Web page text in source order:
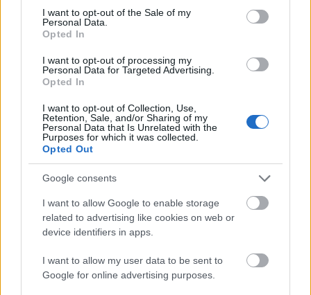
consent section.
I want to opt-out of the Sale of my
Personal Data.
Opted In
I want to opt-out of processing my
Personal Data for Targeted Advertising.
Opted In
I want to opt-out of Collection, Use,
Retention, Sale, and/or Sharing of my
Personal Data that Is Unrelated with the
Purposes for which it was collected.
Opted Out
Google consents
I want to allow Google to enable storage
related to advertising like cookies on web or
device identifiers in apps.
I want to allow my user data to be sent to
Google for online advertising purposes.
Hümüzhümümüz
Naaa! South Parkot ne hasonlítgasd komám! Family
Guyt sem állítja senki szembe a Simpson családdal.
ON:
Ez egy jó hír. Bár tartok attól, hogy már nem lenne
olyan jó, mint régen. Sokat változott a világ, valszeg
más jellegű poénokat tolna Beavis és Butthead
mondjuk Paris Hiltonra. :S